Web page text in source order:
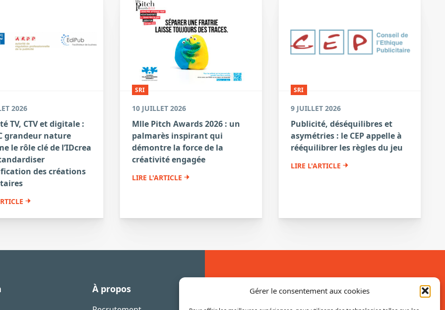
Gérer le consentement aux cookies
2026
TV, CTV et digitale :
grandeur nature
le rôle clé de l’IDcrea
des créations
SRI
10 JUILLET 2026
Mlle Pitch Awards 2026 : un
palmarès inspirant qui
démontre la force de la
créativité engagée
LIRE L'ARTICLE
SRI
9 JUILLET 2026
Publicité, déséquilibres et
asymétries : le CEP appelle à
rééquilibrer les règles du jeu
LIRE L'ARTICLE
À propos Inscrivez-vous à la newsletter